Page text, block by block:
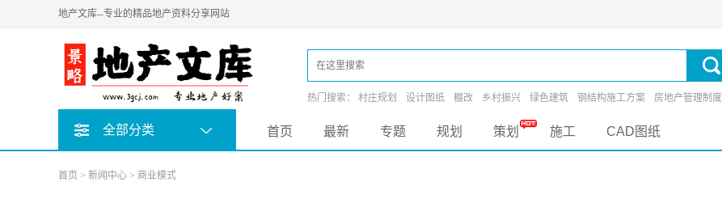
地产文库--专业的精品地产资料分享网站
热门搜索： 村庄规划 设计图纸 棚改 乡村振兴 绿色建筑 钢结构施工方案 房地产管理制度
全部分类 首页 最新 专题 规划 策划 施工 CAD图纸
首页 > 新闻中心 > 商业模式